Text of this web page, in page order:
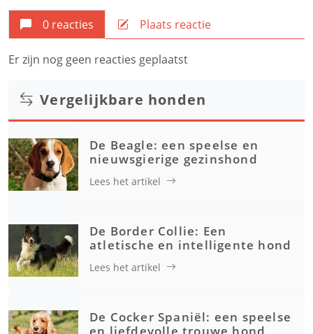
0 reacties Plaats reactie
Er zijn nog geen reacties geplaatst
Vergelijkbare honden
De Beagle: een speelse en
nieuwsgierige gezinshond
Lees het artikel
De Border Collie: Een
atletische en intelligente hond
Lees het artikel
De Cocker Spaniël: een speelse
en liefdevolle trouwe hond